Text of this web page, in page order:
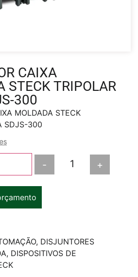
CAIXA
STECK TRIPOLAR
300
MOLDADA STECK
SDJS-300
- +
, DISJUNTORES
, DISPOSITIVOS DE